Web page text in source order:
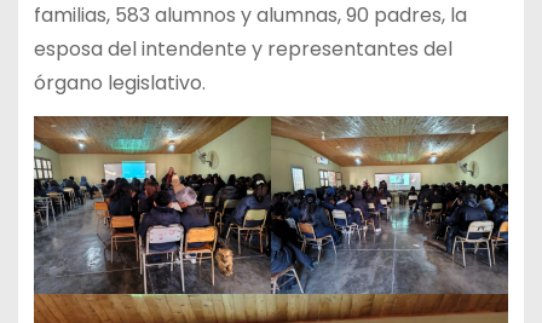
familias, 583 alumnos y alumnas, 90 padres, la
esposa del intendente y representantes del
órgano legislativo.